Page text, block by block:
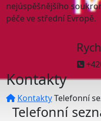
nejúspěšnějšího
péče ve střední Evropě.
Kontakty
KontaktyTelefonní
Telefonní